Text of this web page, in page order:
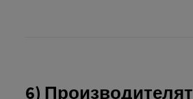
6) Производителят